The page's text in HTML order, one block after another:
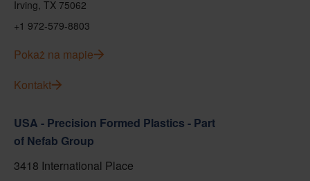
Irving, TX 75062
+1 972-579-8803
Pokaż na mapie
Kontakt
USA - Precision Formed Plastics - Part
of Nefab Group
3418 International Place